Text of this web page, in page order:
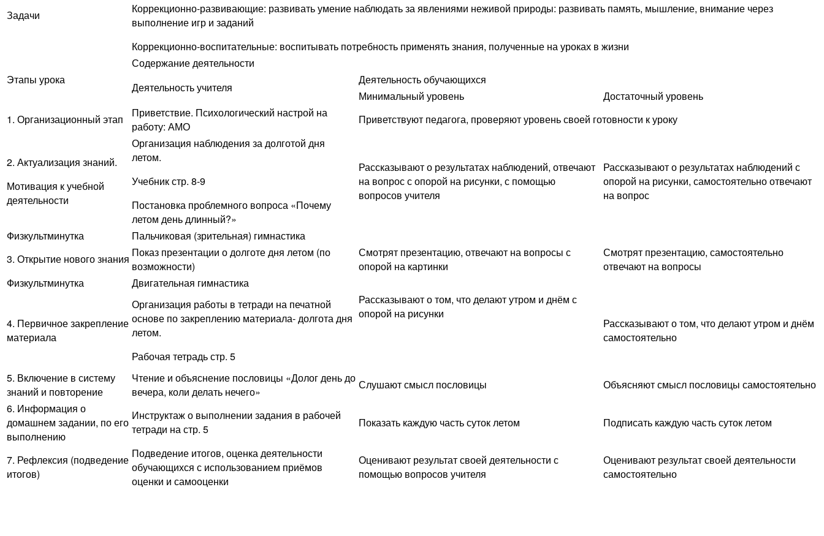
Задачи
Коррекционно-развивающие: развивать умение наблюдать за явлениями неживой природы: развивать память, мышление, внимание через
выполнение игр и заданий
Коррекционно-воспитательные: воспитывать потребность применять знания, полученные на уроках в жизни
Этапы урока
Содержание деятельности
Деятельность учителя
Деятельность обучающихся
Минимальный уровень
Достаточный уровень
1. Организационный этап
Приветствие. Психологический настрой на
работу: АМО
Приветствуют педагога, проверяют уровень своей готовности к уроку
2. Актуализация знаний.
Мотивация к учебной
деятельности
Организация наблюдения за долготой дня
летом.
Учебник стр. 8-9
Постановка проблемного вопроса «Почему
летом день длинный?»
Рассказывают о результатах наблюдений, отвечают
на вопрос с опорой на рисунки, с помощью
вопросов учителя
Рассказывают о результатах наблюдений с
опорой на рисунки, самостоятельно отвечают
на вопрос
Физкультминутка
Пальчиковая (зрительная) гимнастика
3. Открытие нового знания Показ презентации о долготе дня летом (по
возможности)
Смотрят презентацию, отвечают на вопросы с
опорой на картинки
Смотрят презентацию, самостоятельно
отвечают на вопросы
Физкультминутка
Двигательная гимнастика
4. Первичное закрепление
материала
Организация работы в тетради на печатной
основе по закреплению материала- долгота дня
летом.
Рабочая тетрадь стр. 5
Рассказывают о том, что делают утром и днём с
опорой на рисунки
Рассказывают о том, что делают утром и днём
самостоятельно
5. Включение в систему
знаний и повторение
Чтение и объяснение пословицы «Долог день до
вечера, коли делать нечего»
Слушают смысл пословицы
Объясняют смысл пословицы самостоятельно
6. Информация о
домашнем задании, по его
выполнению
Инструктаж о выполнении задания в рабочей
тетради на стр. 5
Показать каждую часть суток летом Подписать каждую часть суток летом
7. Рефлексия (подведение
итогов)
Подведение итогов, оценка деятельности
обучающихся с использованием приёмов
оценки и самооценки
Оценивают результат своей деятельности с
помощью вопросов учителя
Оценивают результат своей деятельности
самостоятельно